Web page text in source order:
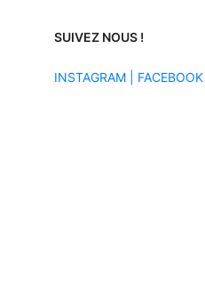
SUIVEZ NOUS !
INSTAGRAM FACEBOOK |